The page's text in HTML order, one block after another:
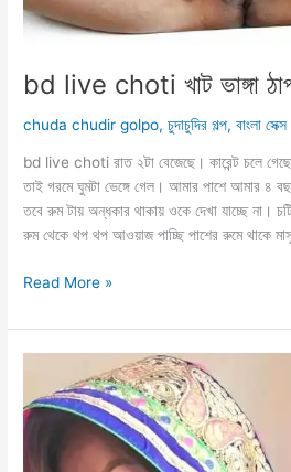
bd live choti খাট ভাঙ্গা
chuda chudir golpo,চুদাচুদির গল্প,বাংলা সেক্স
bd live choti রাত ২টা বেজেছে। কারেন্ট চলে
তাই গরমে ঘুমটা ভেঙ্গে গেল। আমার পাশে আমার ৪
তবে রুম টায় অন্ধকার থাকায় ওকে দেখা যাচ্ছে না।
রুম থেকে থপ থপ আওয়াজ পাচ্ছি পাশের রুমে থাকে
bd
choti
খাট
ঠাপাঠাপি
Read More »